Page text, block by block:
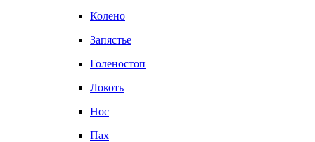
Колено
Запястье
Голеностоп
Локоть
Нос
Пах